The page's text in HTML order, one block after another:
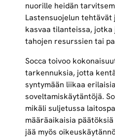
nuorille heidän
Lastensuojelun tehtävät
kasvaa tilanteissa, jotka
tahojen resurssien tai
Socca toivoo
tarkennuksia, jotta
syntymään liikaa erilaisia
soveltamiskäytäntöjä.
mikäli suljetussa
määräaikaisia
jää myös